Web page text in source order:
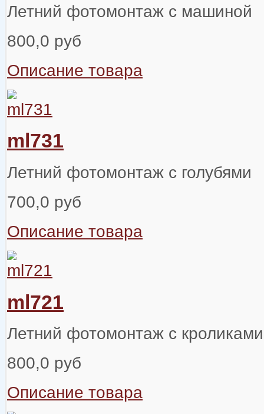
Летний фотомонтаж с машиной
800,0 руб
Описание товара
ml731
Летний фотомонтаж с голубями
700,0 руб
Описание товара
ml721
Летний фотомонтаж с кроликами
800,0 руб
Описание товара